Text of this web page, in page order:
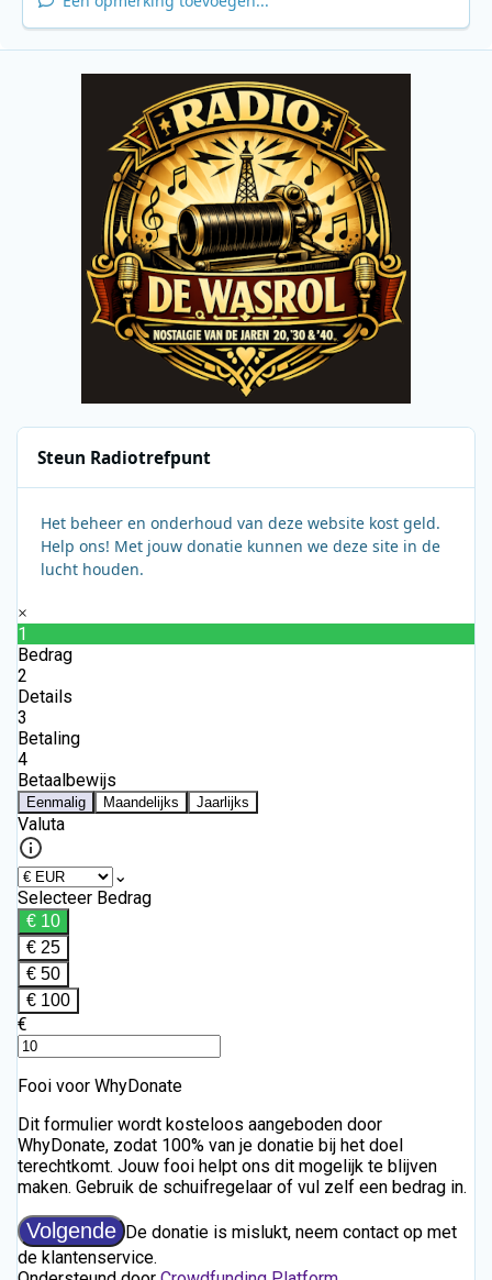
Steun Radiotrefpunt
Het beheer en onderhoud van deze website kost geld.
Help ons! Met jouw donatie kunnen we deze site in de
lucht houden.